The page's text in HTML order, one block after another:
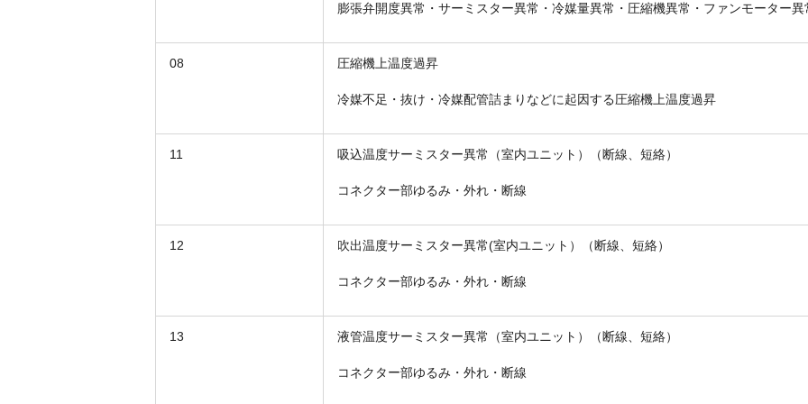
膨張弁開度異常・サーミスター異常・冷媒量異常・圧縮機異常・ファンモーター異
08 圧縮機上温度過昇
冷媒不足・抜け・冷媒配管詰まりなどに起因する圧縮機上温度過昇
11 吸込温度サーミスター異常（室内ユニット）（断線、短絡）
コネクター部ゆるみ・外れ・断線
12 吹出温度サーミスター異常(室内ユニット）（断線、短絡）
コネクター部ゆるみ・外れ・断線
13 液管温度サーミスター異常（室内ユニット）（断線、短絡）
コネクター部ゆるみ・外れ・断線